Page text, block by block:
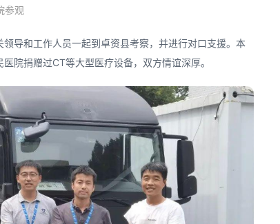
参观
导和工作人员一起到卓资县考察，并进行对口支援。本
院捐赠过CT等大型医疗设备，双方情谊深厚。